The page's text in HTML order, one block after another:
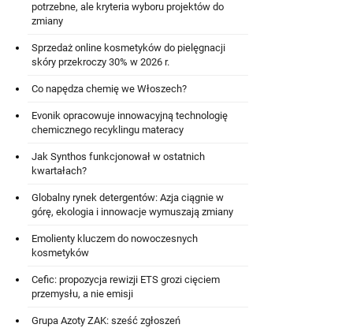
potrzebne, ale kryteria wyboru projektów do
zmiany
Sprzedaż online kosmetyków do pielęgnacji
skóry przekroczy 30% w 2026 r.
Co napędza chemię we Włoszech?
Evonik opracowuje innowacyjną technologię
chemicznego recyklingu materacy
Jak Synthos funkcjonował w ostatnich
kwartałach?
Globalny rynek detergentów: Azja ciągnie w
górę, ekologia i innowacje wymuszają zmiany
Emolienty kluczem do nowoczesnych
kosmetyków
Cefic: propozycja rewizji ETS grozi cięciem
przemysłu, a nie emisji
Grupa Azoty ZAK: sześć zgłoszeń